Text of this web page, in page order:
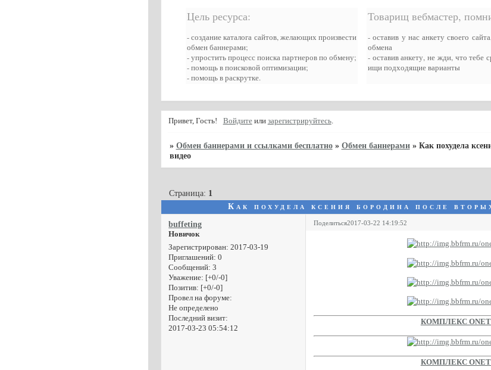
Цель ресурса:
- создание каталога сайтов, желающих произвести
обмен баннерами;
- упростить процесс поиска партнеров по обмену;
- помощь в поисковой оптимизации;
- помощь в раскрутке.
Товарищ вебмастер,
- оставив у нас анкету своего
обмена
- оставив анкету, не жди, что тебе
ищи подходящие варианты
Привет, Гость! Войдитеили зарегистрируйтесь.
» Обмен баннерами и ссылками бесплатно » Обмен баннерами » Как похудела
видео
Как похудела ксения бородина после
Страница: 1
Поделиться2017-03-22 14:19:52
buffeting
Новичок
Зарегистрирован: 2017-03-19
Приглашений: 0
Сообщений: 3
Уважение: [+0/-0]
Позитив: [+0/-0]
Провел на форуме:
Не определено
Последний визит:
2017-03-23 05:54:12
КОМПЛЕКС
КОМПЛЕКС